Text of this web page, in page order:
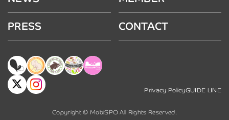
PRESS CONTACT
Privacy PolicyGUIDE LINE
Copyright © MobiSPO All Rights Reserved.